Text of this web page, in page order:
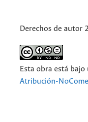
Derechos de autor
Esta obra está
Atribución-